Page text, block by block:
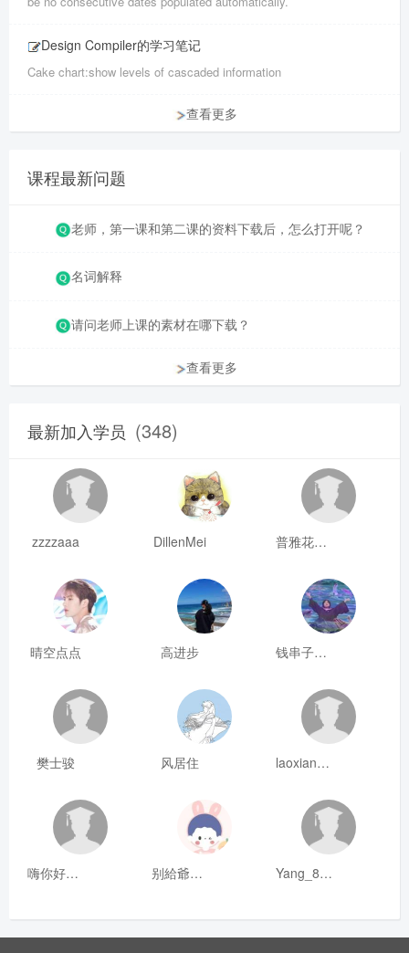
Design Compiler的学习笔记
Cake chart:show levels of cascaded information
查看更多
课程最新问题
老师，第一课和第二课的资料下载后，怎么打开呢？
名词解释
请问老师上课的素材在哪下载？
查看更多
最新加入学员 (348)
zzzzaaa DillenMei 普雅花qya
晴空点点 高进步 钱串子123
樊士骏 风居住 laoxianrou
嗨你好8mm 别給爺装纯 Yang_811